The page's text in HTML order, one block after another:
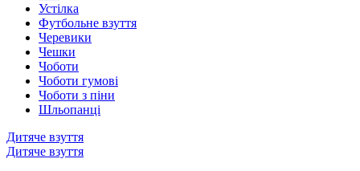
Устілка
Футбольне взуття
Черевики
Чешки
Чоботи
Чоботи гумові
Чоботи з піни
Шльопанці
Дитяче взуття
Дитяче взуття